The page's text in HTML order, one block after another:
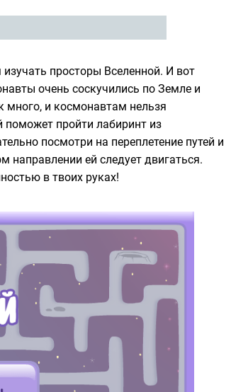
просторы Вселенной. И вот
очень соскучились по Земле и
много, и космонавтам нельзя
пройти лабиринт из
посмотри на переплетение путей и
направлении ей следует двигаться.
в твоих руках!